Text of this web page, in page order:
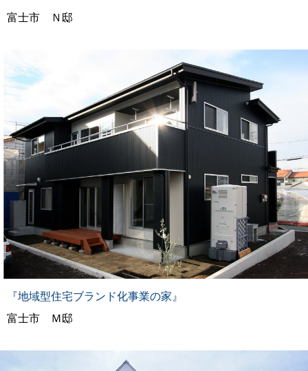
富士市 Ｎ邸
『地域型住宅ブランド化事業の家』
富士市 Ｍ邸